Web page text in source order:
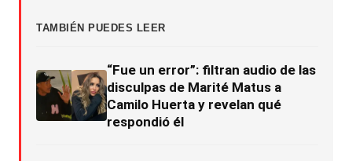
TAMBIÉN PUEDES LEER
“Fue un error”: filtran audio de las
disculpas de Marité Matus a
Camilo Huerta y revelan qué
respondió él